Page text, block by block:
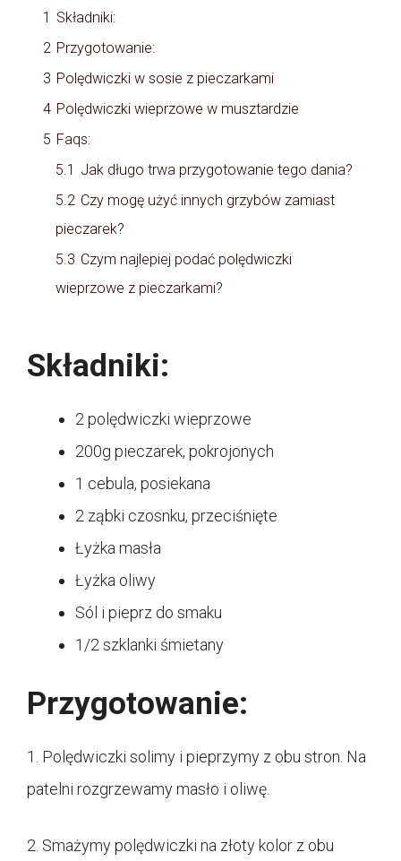
1 Składniki:
2 Przygotowanie:
3 Polędwiczki w sosie z pieczarkami
4 Polędwiczki wieprzowe w musztardzie
5 Faqs:
5.1 Jak długo trwa przygotowanie tego dania?
5.2 Czy mogę użyć innych grzybów zamiast
pieczarek?
5.3 Czym najlepiej podać polędwiczki
wieprzowe z pieczarkami?
Składniki:
2 polędwiczki wieprzowe
200g pieczarek, pokrojonych
1 cebula, posiekana
2 ząbki czosnku, przeciśnięte
Łyżka masła
Łyżka oliwy
Sól i pieprz do smaku
1/2 szklanki śmietany
Przygotowanie:
1. Polędwiczki solimy i pieprzymy z obu stron. Na
patelni rozgrzewamy masło i oliwę.
2. Smażymy polędwiczki na złoty kolor z obu